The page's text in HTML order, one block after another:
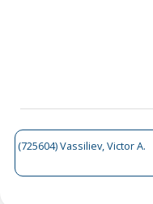
(725604) Vassiliev, Victor A.